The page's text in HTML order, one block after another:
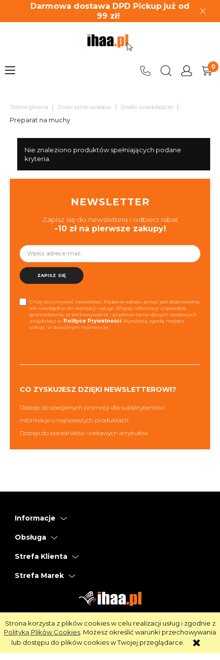
Darmowa dostawa DPD Pickup już od
99 zł!
Strona korzysta z plików cookies w celu realizacji usług i zgodnie z
Polityką Plików Cookies . Możesz określić warunki przechowywania
lub dostępu do plików cookies w Twojej przeglądarce.
Strona główna | Zwalczanie owadów | Środki owadobójcze |
Preparat na muchy
Nie znaleziono produktów spełniających podane
kryteria.
NEWSLETTER
Zapisz się do newslettera i odbierz rabat
-10 zł na pierwsze zakupy!
ZAPISZ SIĘ
Chcę otrzymywać newsletter. Podanie adresu email jest dobrowolne,
ale niezbędne do realizacji usługi. Więcej informacji o sposobie
gromadzenia, przechowywania i przetwarzania danych osobowych
znajdziesz w Polityce Prywatności Wyrażoną zgodę możesz
cofnąć w dowolnym momencie.
CO ZYSKUJESZ DZIĘKI NEWSLETTEROWI?
Dostęp do specjalnych promocji dla subskrybentów
Informacje o najnowszych produktach
Dostęp do poradników i ciekawych artykułów
Informacje
Obsługa
Strefa Klienta
Strefa Marek
Oprogramowanie:Shoper